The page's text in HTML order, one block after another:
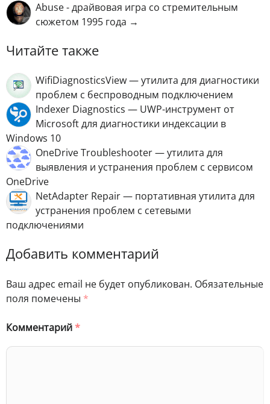
Abuse - драйвовая игра со стремительным
сюжетом 1995 года →
Читайте также
WifiDiagnosticsView — утилита для диагностики
проблем с беспроводным подключением
Indexer Diagnostics — UWP-инструмент от
Microsoft для диагностики индексации в
Windows 10
OneDrive Troubleshooter — утилита для
выявления и устранения проблем с сервисом
OneDrive
NetAdapter Repair — портативная утилита для
устранения проблем с сетевыми
подключениями
Добавить комментарий
Ваш адрес email не будет опубликован. Обязательные
поля помечены *
Комментарий*